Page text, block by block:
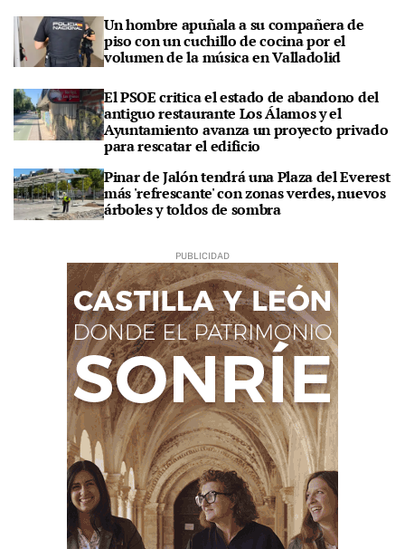
Un hombre apuñala a su compañera de
piso con un cuchillo de cocina por el
volumen de la música en Valladolid
El PSOE critica el estado de abandono del
antiguo restaurante Los Álamos y el
Ayuntamiento avanza un proyecto privado
para rescatar el edificio
Pinar de Jalón tendrá una Plaza del Everest
más 'refrescante' con zonas verdes, nuevos
árboles y toldos de sombra